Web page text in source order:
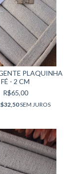
PLAQUINHA
FÉ - 2 CM
R$65,00
SEM JUROS